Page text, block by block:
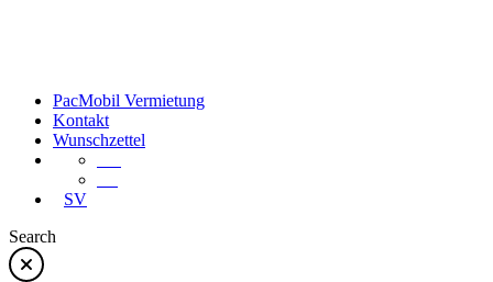
PacMobil Vermietung
Kontakt
Wunschzettel
SV
Search